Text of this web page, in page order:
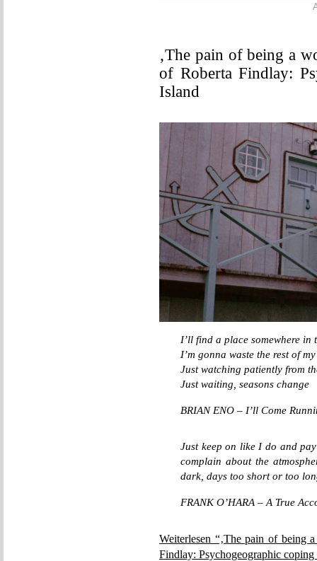
‚The pain of being a
of Roberta Findlay:
Island
I’ll find a place somewhere in
I’m gonna waste the rest of
Just watching patiently from
Just waiting, seasons change
BRIAN ENO – I’ll Come
Just keep on like I do and
complain about the
dark, days too short or too
FRANK O’HARA – A True
Weiterlesen “‚The pain of being
Findlay: Psychogeographic